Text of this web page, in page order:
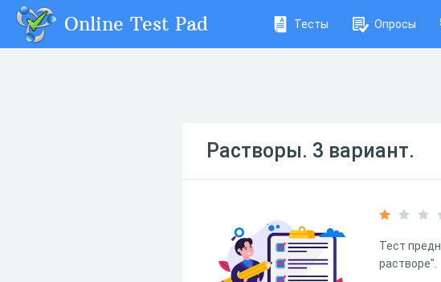
Online Test Pad Тесты Опросы
Растворы. 3 вариант.
Тест
растворе".